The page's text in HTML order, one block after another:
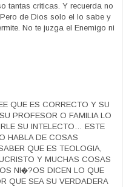
tantas criticas. Y recuerda no
de Dios solo el lo sabe y
No te juzga el Enemigo ni
QUE ES CORRECTO Y SU
PROFESOR O FAMILIA LO
SU INTELECTO… ESTE
HABLA DE COSAS
QUE ES TEOLOGIA,
Y MUCHAS COSAS
NI�?OS DICEN LO QUE
QUE SEA SU VERDADERA